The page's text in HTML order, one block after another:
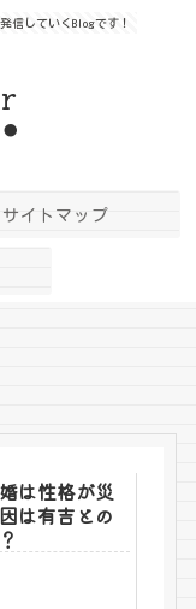
信していくBlogです！
サイトマップ
は性格が災
は有吉との